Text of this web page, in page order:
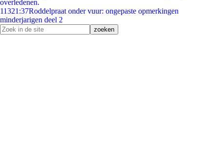
overledenen.
11321:37Roddelpraat onder vuur: ongepaste opmerkingen
minderjarigen deel 2